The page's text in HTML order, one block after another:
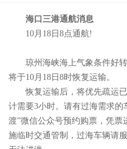
海口三港通航消息
10月18日8点通航!
琼州海峡海上气象条件好转
将于10月18日8时恢复运输。
恢复运输后，将优先疏运已
计需要3小时。请有过海需求的
渡”微信公众号预约购票，凭
施临时交通管制，过海车辆请